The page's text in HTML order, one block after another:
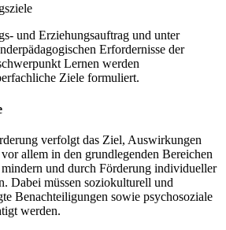
und Erziehungsauftrag und unter
Erfordernisse der
Lernen werden
Ziele formuliert.
verfolgt das Ziel, Auswirkungen
allem in den grundlegenden Bereichen
und durch Förderung individueller
Dabei müssen soziokulturell und
Benachteiligungen sowie psychosoziale
werden.